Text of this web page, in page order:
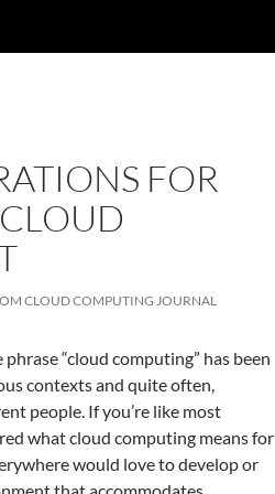
FOR
CLOUD COMPUTING JOURNAL
“cloud computing” has been
contexts and quite often,
people. If you’re like most
what cloud computing means for
would love to develop or